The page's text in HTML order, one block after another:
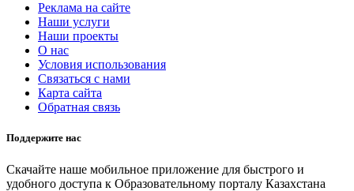
Реклама на сайте
Наши услуги
Наши проекты
О нас
Условия использования
Связаться с нами
Карта сайта
Обратная связь
Поддержите нас
Скачайте наше мобильное приложение для быстрого и
удобного доступа к Образовательному порталу Казахстана